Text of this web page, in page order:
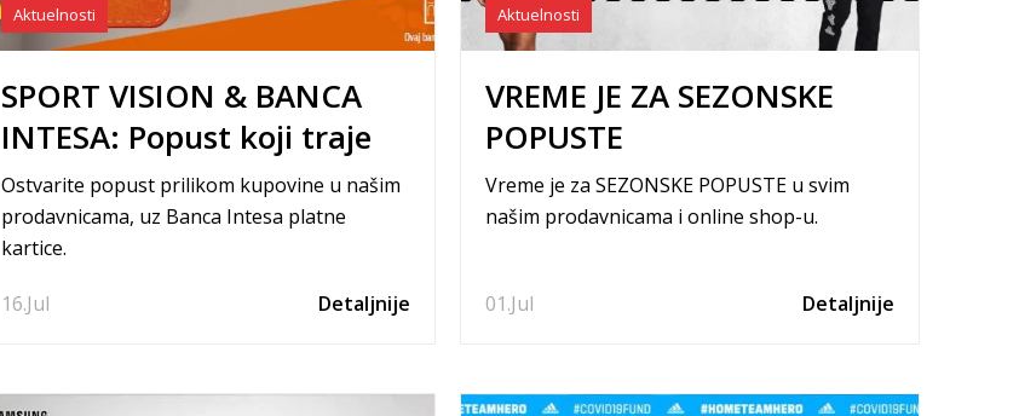
Aktuelnosti
SPORT VISION & BANCA
INTESA: Popust koji traje
do kraja godine
Ostvarite popust prilikom kupovine u našim
prodavnicama, uz Banca Intesa platne
kartice.
16.Jul Detaljnije
Aktuelnosti
VREME JE ZA SEZONSKE
POPUSTE
Vreme je za SEZONSKE POPUSTE u svim
našim prodavnicama i online shop-u.
01.Jul Detaljnije